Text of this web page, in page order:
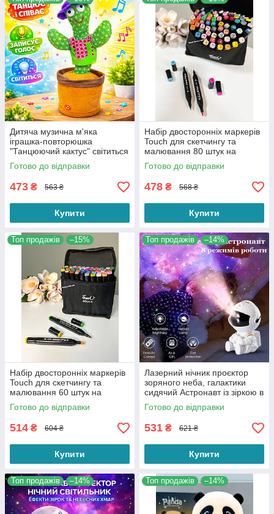
Дитяча музична м'яка
іграшка-повторюшка
"Танцюючий кактус" світиться
співає (українські пісні)
повторює
Готово до відправки
473 ₴ 563 ₴
Купити
Набір двосторонніх маркерів
Touch для скетчингу та
малювання 80 штук на
спиртовій основі
Готово до відправки
478 ₴ 568 ₴
Купити
Топ продажів –15%
Набір двосторонніх маркерів
Touch для скетчингу та
малювання 60 штук на
спиртовій основі
Готово до відправки
514 ₴ 604 ₴
Купити
Топ продажів –14%
Лазерний нічник проєктор
зоряного неба, галактики
сидячий Астронавт із зіркою в
руках і пультом ДК
Готово до відправки
531 ₴ 621 ₴
Купити
Топ продажів –14% Топ продажів –14%